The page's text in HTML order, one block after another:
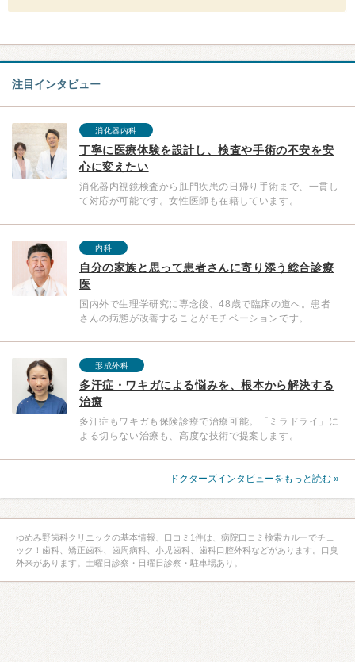
注目インタビュー
消化器内科
丁寧に医療体験を設計し、検査や手術の不安を安
心に変えたい
消化器内視鏡検査から肛門疾患の日帰り手術まで、一貫し
て対応が可能です。女性医師も在籍しています。
内科
自分の家族と思って患者さんに寄り添う総合診療
医
国内外で生理学研究に専念後、48歳で臨床の道へ。患者
さんの病態が改善することがモチベーションです。
形成外科
多汗症・ワキガによる悩みを、根本から解決する
治療
多汗症もワキガも保険診療で治療可能。「ミラドライ」に
よる切らない治療も、高度な技術で提案します。
ドクターズインタビューをもっと読む »
ゆめみ野歯科クリニックの基本情報、口コミ1件は、病院口コミ検索カルーでチェ
ック！歯科、矯正歯科、歯周病科、小児歯科、歯科口腔外科などがあります。口臭
外来があります。土曜日診察・日曜日診察・駐車場あり。